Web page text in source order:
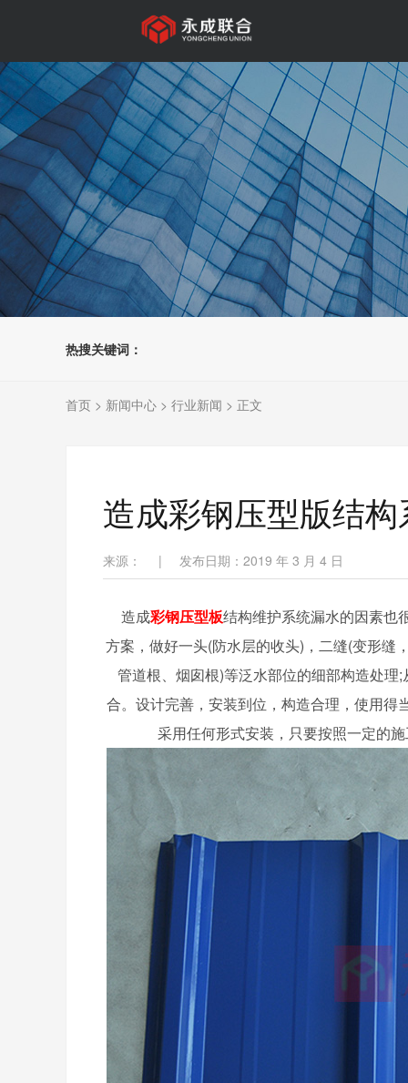
热搜关键词：
首页 > 新闻中心 > 行业新闻 > 正文
造成彩钢压型版结构
来源： | 发布日期：2019 年 3 月 4 日
造成彩钢压型板结构维护系统漏水的因素也
方案，做好一头(防水层的收头)，二缝(变形缝
管道根、烟囱根)等泛水部位的细部构造处
合。设计完善，安装到位，构造合理，使用
采用任何形式安装，只要按照一定的